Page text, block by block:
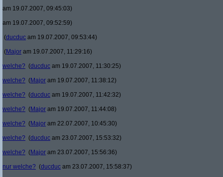
am 19.07.2007, 09:45:03)
am 19.07.2007, 09:52:59)
(ducduc am 19.07.2007, 09:53:44)
(Major am 19.07.2007, 11:29:16)
welche? (ducduc am 19.07.2007, 11:30:25)
welche? (Major am 19.07.2007, 11:38:12)
welche? (ducduc am 19.07.2007, 11:42:32)
welche? (Major am 19.07.2007, 11:44:08)
welche? (Major am 22.07.2007, 10:45:30)
welche? (ducduc am 23.07.2007, 15:53:32)
welche? (Major am 23.07.2007, 15:56:36)
nur welche? (ducduc am 23.07.2007, 15:58:37)